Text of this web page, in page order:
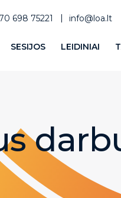
698 75221 info@loa.lt
SESIJOS LEIDINIAI